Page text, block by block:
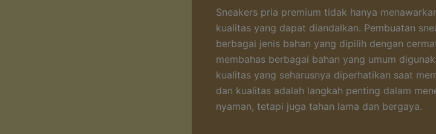
Sneakers pria premium tidak hanya
kualitas yang dapat diandalkan. Pembuatan
berbagai jenis bahan yang dipilih dengan
membahas berbagai bahan yang umum
kualitas yang seharusnya diperhatikan saat
dan kualitas adalah langkah penting dalam
nyaman, tetapi juga tahan lama dan bergaya.